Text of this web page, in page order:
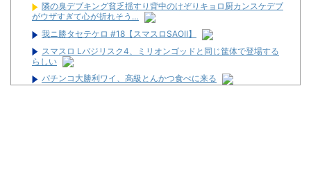
隣の臭デブキング貧乏揺すり背中のけぞりキョロ厨カンスケデブ
がウザすぎて心が折れそう…
我ニ勝タセテケロ #18【スマスロSAOⅡ】
スマスロ Lバジリスク4、ミリオンゴッドと同じ筐体で登場する
らしい
パチンコ大勝利ワイ、高級とんかつ食べに来る